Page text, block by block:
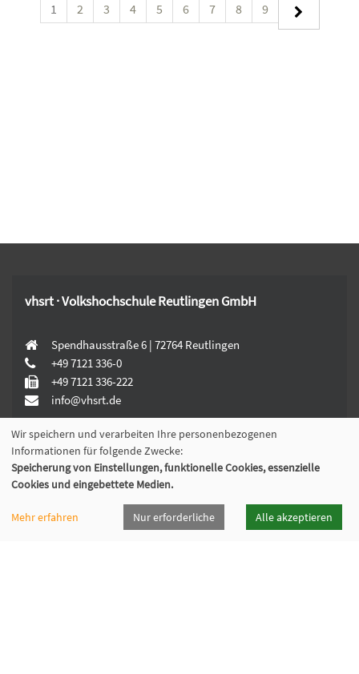
1 2 3 4 5 6 7 8 9
vhsrt · Volkshochschule Reutlingen GmbH
Spendhausstraße 6 | 72764 Reutlingen
+49 7121 336-0
+49 7121 336-222
info@vhsrt.de
Widerrufsformular
Programmheft
Wir speichern und verarbeiten Ihre personenbezogenen
Informationen für folgende Zwecke:
Speicherung von Einstellungen, funktionelle Cookies, essenzielle
Cookies und eingebettete Medien.
Mehr erfahren Nur erforderliche Alle akzeptieren